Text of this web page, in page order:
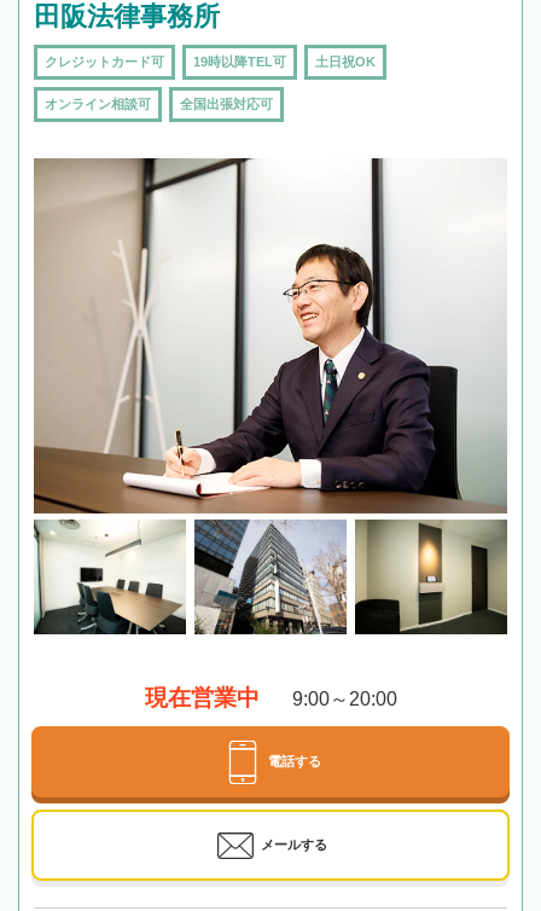
田阪法律事務所
クレジットカード可 19時以降TEL可 土日祝OK
オンライン相談可 全国出張対応可
現在営業中 9:00～20:00
電話する
メールする